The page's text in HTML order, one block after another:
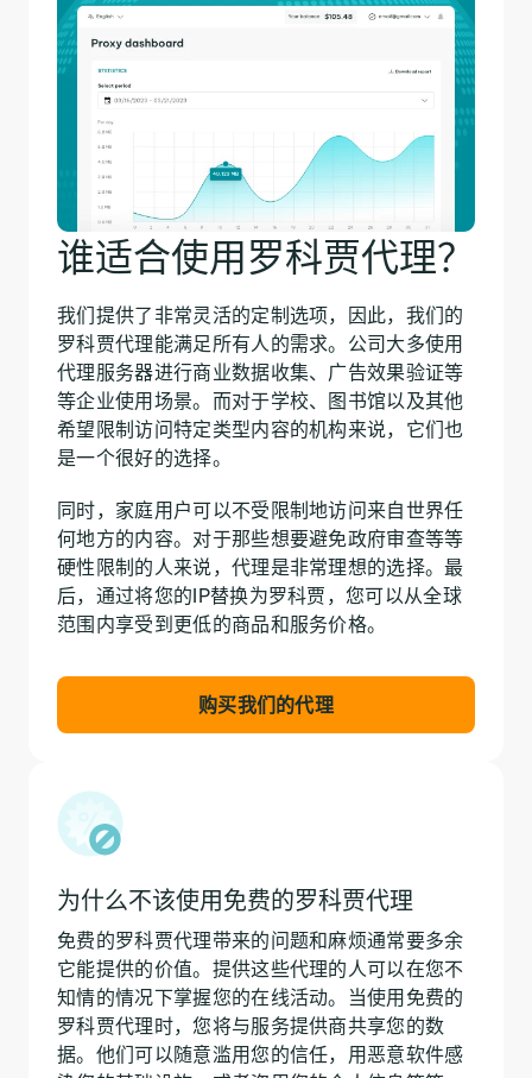
谁适合使用罗科贾代理？
我们提供了非常灵活的定制选项，因此，我们的
罗科贾代理能满足所有人的需求。公司大多使用
代理服务器进行商业数据收集、广告效果验证等
等企业使用场景。而对于学校、图书馆以及其他
希望限制访问特定类型内容的机构来说，它们也
是一个很好的选择。
同时，家庭用户可以不受限制地访问来自世界任
何地方的内容。对于那些想要避免政府审查等等
硬性限制的人来说，代理是非常理想的选择。最
后，通过将您的IP替换为罗科贾，您可以从全球
范围内享受到更低的商品和服务价格。
购买我们的代理
为什么不该使用免费的罗科贾代理
免费的罗科贾代理带来的问题和麻烦通常要多余
它能提供的价值。提供这些代理的人可以在您不
知情的情况下掌握您的在线活动。当使用免费的
罗科贾代理时，您将与服务提供商共享您的数
据。他们可以随意滥用您的信任，用恶意软件感